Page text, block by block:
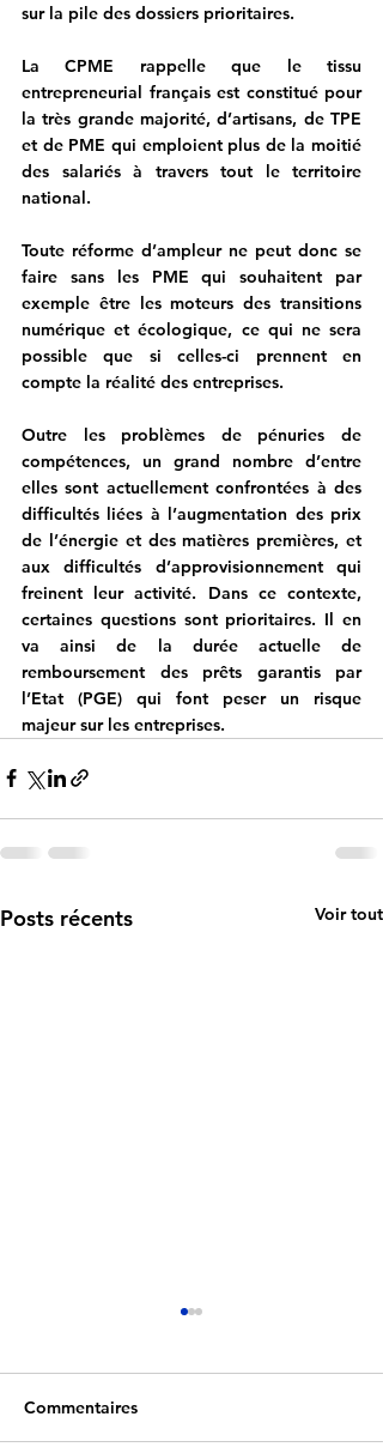
sur la pile des dossiers prioritaires.
La CPME rappelle que le tissu
entrepreneurial français est constitué pour
la très grande majorité, d’artisans, de TPE
et de PME qui emploient plus de la moitié
des salariés à travers tout le territoire
national.
Toute réforme d’ampleur ne peut donc se
faire sans les PME qui souhaitent par
exemple être les moteurs des transitions
numérique et écologique, ce qui ne sera
possible que si celles-ci prennent en
compte la réalité des entreprises.
Outre les problèmes de pénuries de
compétences, un grand nombre d’entre
elles sont actuellement confrontées à des
difficultés liées à l’augmentation des prix
de l’énergie et des matières premières, et
aux difficultés d’approvisionnement qui
freinent leur activité. Dans ce contexte,
certaines questions sont prioritaires. Il en
va ainsi de la durée actuelle de
remboursement des prêts garantis par
l’Etat (PGE) qui font peser un risque
majeur sur les entreprises.
Posts récents Voir tout
Commentaires